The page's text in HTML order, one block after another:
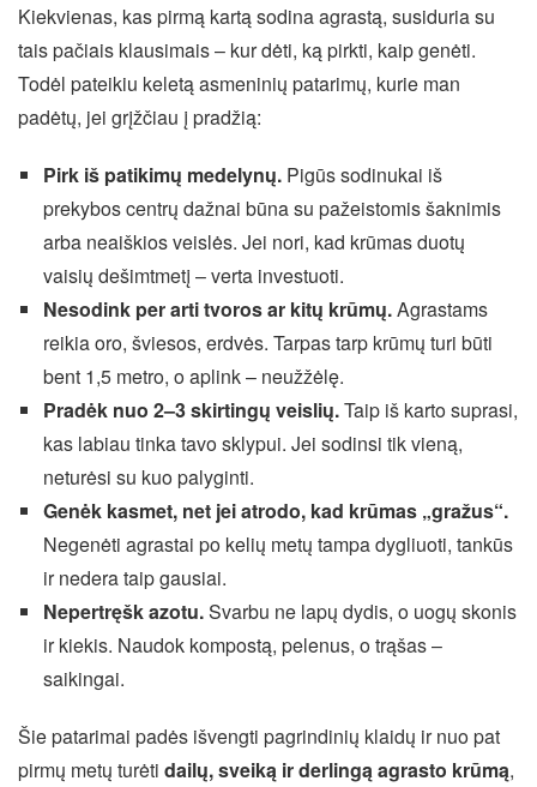
Kiekvienas, kas pirmą kartą sodina agrastą, susiduria su
tais pačiais klausimais – kur dėti, ką pirkti, kaip genėti.
Todėl pateikiu keletą asmeninių patarimų, kurie man
padėtų, jei grįžčiau į pradžią:
Pirk iš patikimų medelynų.Pigūs sodinukai iš
prekybos centrų dažnai būna su pažeistomis šaknimis
arba neaiškios veislės. Jei nori, kad krūmas duotų
vaisių dešimtmetį – verta investuoti.
Nesodink per arti tvoros ar kitų krūmų.Agrastams
reikia oro, šviesos, erdvės. Tarpas tarp krūmų turi būti
bent 1,5 metro, o aplink – neužžėlę.
Pradėk nuo 2–3 skirtingų veislių.Taip iš karto suprasi,
kas labiau tinka tavo sklypui. Jei sodinsi tik vieną,
neturėsi su kuo palyginti.
Genėk kasmet, net jei atrodo, kad krūmas „gražus“.
Negenėti agrastai po kelių metų tampa dygliuoti, tankūs
ir nedera taip gausiai.
Nepertręšk azotu.Svarbu ne lapų dydis, o uogų skonis
ir kiekis. Naudok kompostą, pelenus, o trąšas –
saikingai.
Šie patarimai padės išvengti pagrindinių klaidų ir nuo pat
pirmų metų turėti dailų, sveiką ir derlingą agrasto krūmą,